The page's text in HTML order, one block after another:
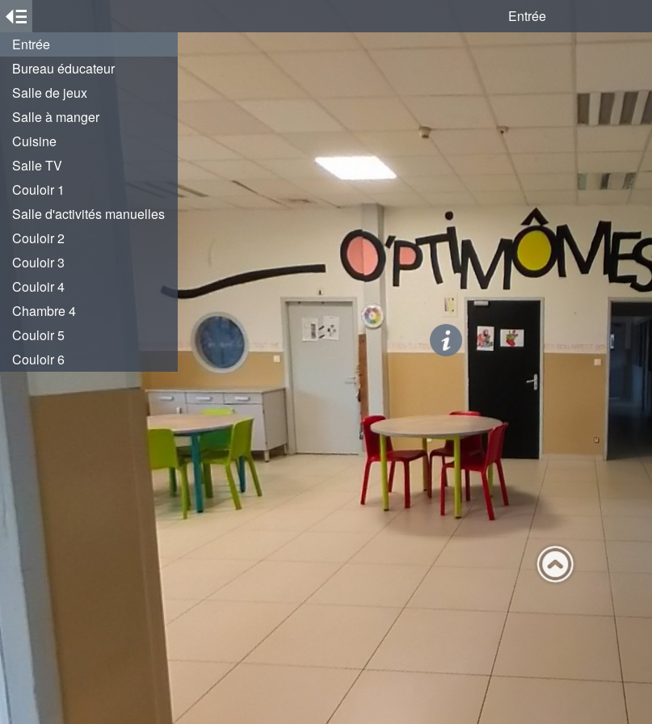
du service
Entrée
Bureau éducateur
Salle de jeux
Salle à manger
Cuisine
Salle TV
Couloir 1
Salle d'activités manuelles
Couloir 2
Couloir 3
Couloir 4
Chambre 4
Couloir 5
Couloir 6
Entrée